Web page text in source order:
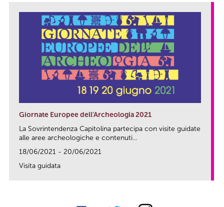
Giornate Europee dell'Archeologia 2021
La Sovrintendenza Capitolina partecipa con visite guidate
alle aree archeologiche e contenuti...
18/06/2021 - 20/06/2021
Visita guidata